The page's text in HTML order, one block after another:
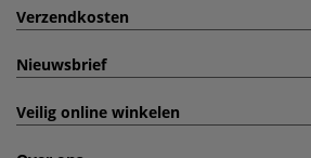
Verzendkosten
Nieuwsbrief
Veilig online winkelen